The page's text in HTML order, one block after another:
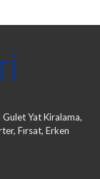
Yat Kiralama,
Fırsat, Erken